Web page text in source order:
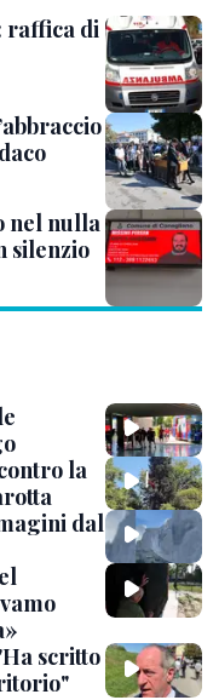
raffica di
nel nulla
silenzio
la
dal
scritto